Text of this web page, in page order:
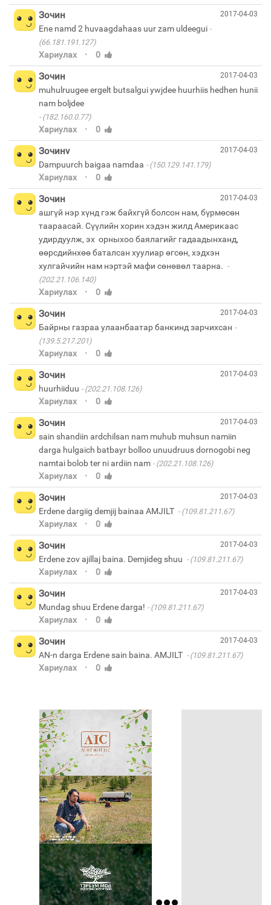
2017-04-03
Зочин
Ene namd 2 huvaagdahaas uur zam uldeegui
(66.181.191.127)
Хариулах · 0
2017-04-03
Зочин
muhulruugee ergelt butsalgui ywjdee huurhiis hedhen hunii
nam boljdee
(182.160.0.77)
Хариулах · 0
2017-04-03
Зочинv
Dampuurch baigaa namdaa (150.129.141.179)
Хариулах · 0
2017-04-03
Зочин
ашгүй нэр хүнд гэж байхгүй болсон нам, бүрмөсөн
таараасай. Сүүлийн хорин хэдэн жилд Америкаас
удирдуулж, эх орныхоо баялагийг гадаадынханд,
өөрсдийнхөө баталсан хуулиар өгсөн, хэдхэн
хулгайчийн нам нэртэй мафи сөнөвөл таарна.
(202.21.106.140)
Хариулах · 0
2017-04-03
Зочин
Байрны газраа улаанбаатар банкинд зарчихсан
(139.5.217.201)
Хариулах · 0
2017-04-03
Зочин
huurhiiduu (202.21.108.126)
Хариулах · 0
2017-04-03
Зочин
sain shandiin ardchilsan nam muhub muhsun namiin
darga hulgaich batbayr bolloo unuudruus dornogobi neg
namtai bolob ter ni ardiin nam
(202.21.108.126)
Хариулах · 0
2017-04-03
Зочин
Erdene dargiig demjij bainaa AMJILT (109.81.211.67)
Хариулах · 0
2017-04-03
Зочин
Erdene zov ajillaj baina. Demjideg shuu (109.81.211.67)
Хариулах · 0
2017-04-03
Зочин
Mundag shuu Erdene darga! (109.81.211.67)
Хариулах · 0
2017-04-03
Зочин
AN-n darga Erdene sain baina. AMJILT (109.81.211.67)
Хариулах · 0